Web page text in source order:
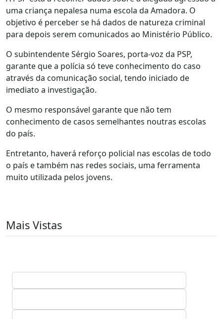
uma criança nepalesa numa escola da Amadora. O
objetivo é perceber se há dados de natureza criminal
para depois serem comunicados ao Ministério Público.
O subintendente Sérgio Soares, porta-voz da PSP,
garante que a polícia só teve conhecimento do caso
através da comunicação social, tendo iniciado de
imediato a investigação.
O mesmo responsável garante que não tem
conhecimento de casos semelhantes noutras escolas
do país.
Entretanto, haverá reforço policial nas escolas de todo
o país e também nas redes sociais, uma ferramenta
muito utilizada pelos jovens.
Mais Vistas